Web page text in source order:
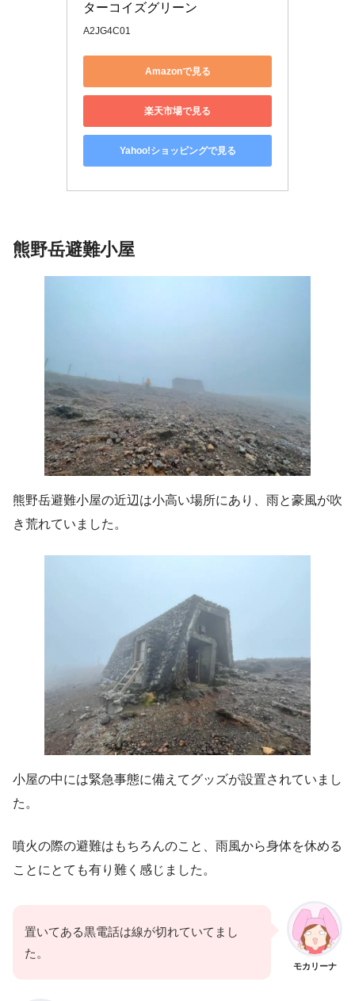
ターコイズグリーン
A2JG4C01
Amazonで見る
楽天市場で見る
Yahoo!ショッピングで見る
熊野岳避難小屋
熊野岳避難小屋の近辺は小高い場所にあり、雨と豪風が吹
き荒れていました。
小屋の中には緊急事態に備えてグッズが設置されていまし
た。
噴火の際の避難はもちろんのこと、雨風から身体を休める
ことにとても有り難く感じました。
モカリーナ
置いてある黒電話は線が切れていてまし
た。